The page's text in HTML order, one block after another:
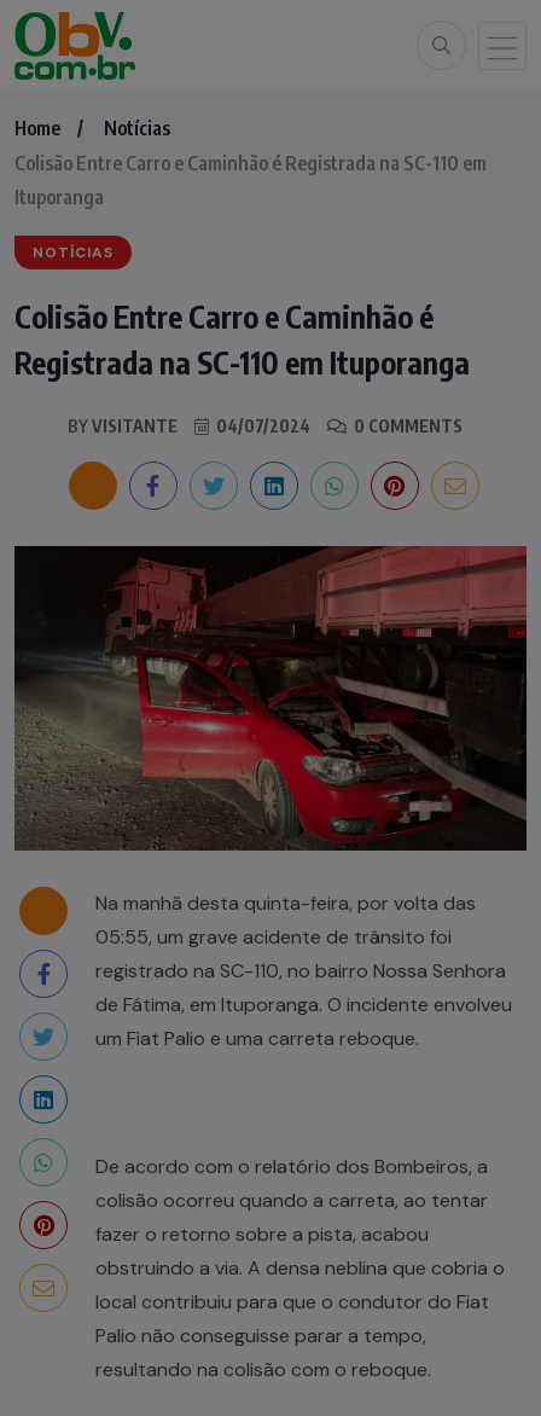
Home
Notícias
Colisão Entre Carro e Caminhão é Registrada na SC-110 em
Ituporanga
NOTÍCIAS
Colisão Entre Carro e Caminhão é
Registrada na SC-110 em Ituporanga
BYVISITANTE 04/07/2024 0 COMMENTS
Na manhã desta quinta-feira, por volta das
05:55, um grave acidente de trânsito foi
registrado na SC-110, no bairro Nossa Senhora
de Fátima, em Ituporanga. O incidente envolveu
um Fiat Palio e uma carreta reboque.
De acordo com o relatório dos Bombeiros, a
colisão ocorreu quando a carreta, ao tentar
fazer o retorno sobre a pista, acabou
obstruindo a via. A densa neblina que cobria o
local contribuiu para que o condutor do Fiat
Palio não conseguisse parar a tempo,
resultando na colisão com o reboque.